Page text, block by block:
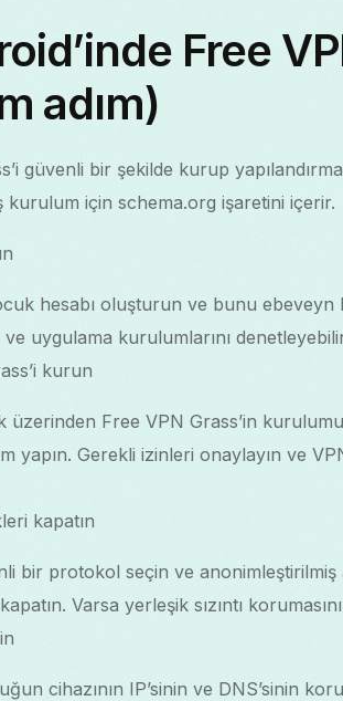
Free
adım)
güvenli bir şekilde kurup
kurulum için schema.org işaretini içerir.
hesabı oluşturun ve bunu ebeveyn
ve uygulama kurulumlarını
kurun
üzerinden Free VPN Grass’in
Gerekli izinleri onaylayın ve
kapatın
bir protokol seçin ve
Varsa yerleşik sızıntı
cihazının IP’sinin ve DNS’sinin